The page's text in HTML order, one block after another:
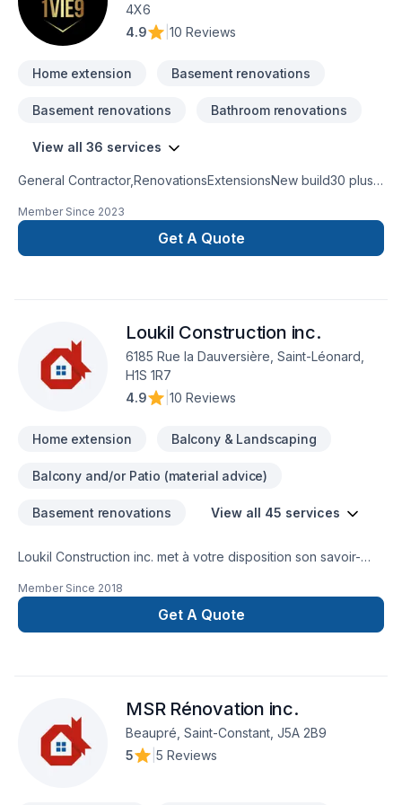
4X6
4.9
10 Reviews
Home extension Basement renovations
Basement renovations Bathroom renovations
View all 36 services
General Contractor,RenovationsExtensionsNew build30 plus
remodeling basement remodel
Member Since 2023
Get A Quote
Loukil Construction inc.
6185 Rue la Dauversière, Saint-Léonard,
H1S 1R7
4.9
10 Reviews
Home extension Balcony & Landscaping
Balcony and/or Patio (material advice)
Basement renovations View all 45 services
Loukil Construction inc. met à votre disposition son savoir-
Coffrage, Commercial, Démolition, Drain français, Excavation,
Excavation intérieur, Fissures, Fondation, Fondations,
Gouttières, Gypse, Ingénieur, Margelle, Patio, Plancher, Puit
notre approche centrée sur le client, nous proposons des
solutions adaptées à vos besoins spécifiques et à votre
budget. Confiez votre projet à une équipe qui a à cœur votre
satisfaction.
Member Since 2018
Get A Quote
MSR Rénovation inc.
Beaupré, Saint-Constant, J5A 2B9
5
5 Reviews